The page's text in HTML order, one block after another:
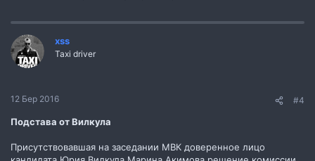
xss
Taxi driver
12 Бер 2016 #4
Подстава от Вилкула
Присутствовавшая на заседании МВК доверенное лицо